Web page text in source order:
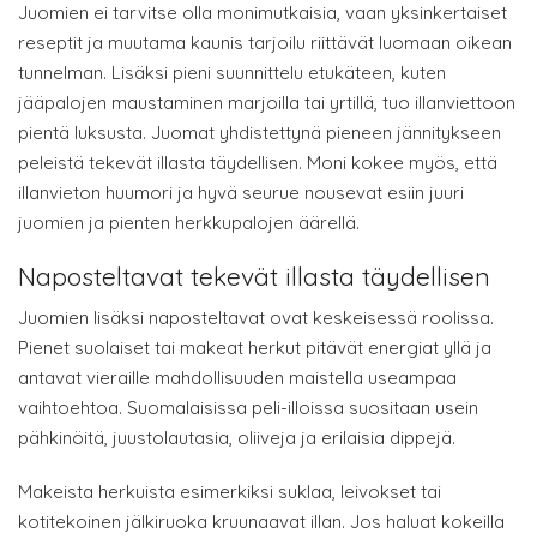
Juomien ei tarvitse olla monimutkaisia, vaan yksinkertaiset
reseptit ja muutama kaunis tarjoilu riittävät luomaan oikean
tunnelman. Lisäksi pieni suunnittelu etukäteen, kuten
jääpalojen maustaminen marjoilla tai yrtillä, tuo illanviettoon
pientä luksusta. Juomat yhdistettynä pieneen jännitykseen
peleistä tekevät illasta täydellisen. Moni kokee myös, että
illanvieton huumori ja hyvä seurue nousevat esiin juuri
juomien ja pienten herkkupalojen äärellä.
Naposteltavat tekevät illasta täydellisen
Juomien lisäksi naposteltavat ovat keskeisessä roolissa.
Pienet suolaiset tai makeat herkut pitävät energiat yllä ja
antavat vieraille mahdollisuuden maistella useampaa
vaihtoehtoa. Suomalaisissa peli-illoissa suositaan usein
pähkinöitä, juustolautasia, oliiveja ja erilaisia dippejä.
Makeista herkuista esimerkiksi suklaa, leivokset tai
kotitekoinen jälkiruoka kruunaavat illan. Jos haluat kokeilla